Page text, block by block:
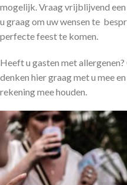
mogelijk. Vraag vrijblijvend
u graag om uw wensen te
perfecte feest te komen.
Heeft u gasten met
denken hier graag met u mee
rekening mee houden.